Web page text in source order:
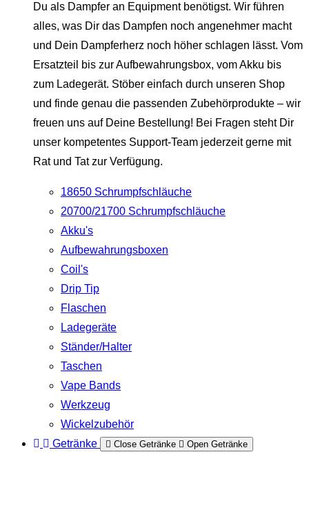
Du als Dampfer an Equipment benötigst. Wir führen
alles, was Dir das Dampfen noch angenehmer macht
und Dein Dampferherz noch höher schlagen lässt. Vom
Ersatzteil bis zur Aufbewahrungsbox, vom Akku bis
zum Ladegerät. Stöber einfach durch unseren Shop
und finde genau die passenden Zubehörprodukte – wir
freuen uns auf Deine Bestellung! Bei Fragen steht Dir
unser kompetentes Support-Team jederzeit gerne mit
Rat und Tat zur Verfügung.
18650 Schrumpfschläuche
20700/21700 Schrumpfschläuche
Akku's
Aufbewahrungsboxen
Coil's
Drip Tip
Flaschen
Ladegeräte
Ständer/Halter
Taschen
Vape Bands
Werkzeug
Wickelzubehör
Getränke
Close Getränke Open Getränke